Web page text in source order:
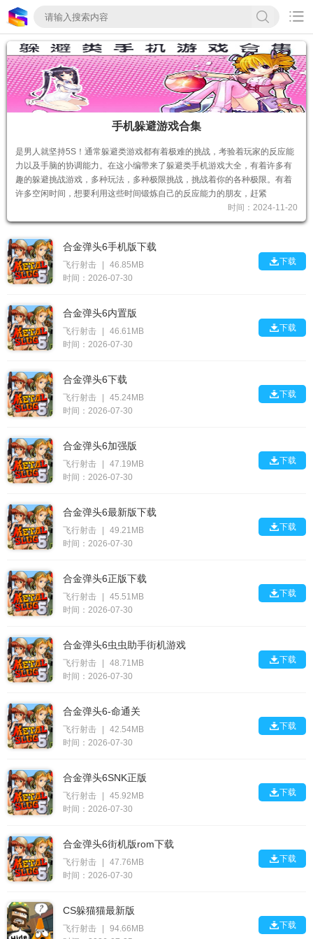

手机躲避游戏合集
是男人就坚持5S！通常躲避类游戏都有着极难的挑战，考验着玩家的反应能
力以及手脑的协调能力。在这小编带来了躲避类手机游戏大全，有着许多有
趣的躲避挑战游戏，多种玩法，多种极限挑战，挑战着你的各种极限。有着
许多空闲时间，想要利用这些时间锻炼自己的反应能力的朋友，赶紧
时间：2024-11-20
合金弹头6手机版下载
飞行射击
46.85MB
时间：2026-07-30
下载
合金弹头6内置版
飞行射击
46.61MB
时间：2026-07-30
下载
合金弹头6下载
飞行射击
45.24MB
时间：2026-07-30
下载
合金弹头6加强版
飞行射击
47.19MB
时间：2026-07-30
下载
合金弹头6最新版下载
飞行射击
49.21MB
时间：2026-07-30
下载
合金弹头6正版下载
飞行射击
45.51MB
时间：2026-07-30
下载
合金弹头6虫虫助手街机游戏
飞行射击
48.71MB
时间：2026-07-30
下载
合金弹头6-命通关
飞行射击
42.54MB
时间：2026-07-30
下载
合金弹头6SNK正版
飞行射击
45.92MB
时间：2026-07-30
下载
合金弹头6街机版rom下载
飞行射击
47.76MB
时间：2026-07-30
下载
CS躲猫猫最新版
飞行射击
94.66MB
下载